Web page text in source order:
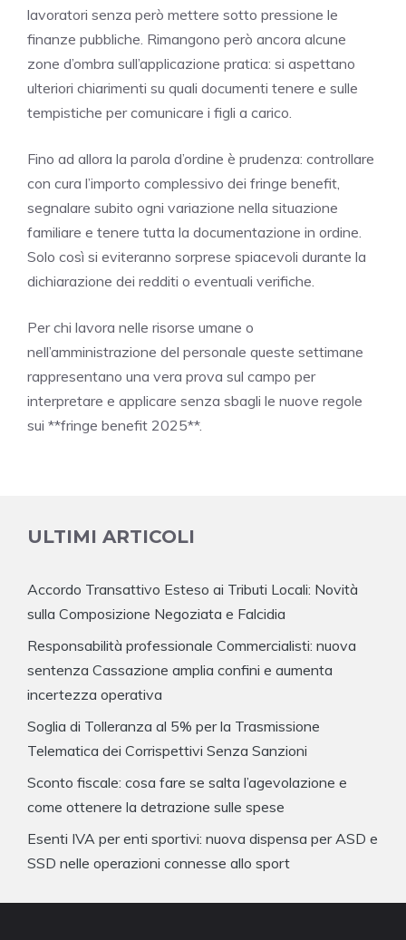
lavoratori senza però mettere sotto pressione le
finanze pubbliche. Rimangono però ancora alcune
zone d’ombra sull’applicazione pratica: si aspettano
ulteriori chiarimenti su quali documenti tenere e sulle
tempistiche per comunicare i figli a carico.
Fino ad allora la parola d’ordine è prudenza: controllare
con cura l’importo complessivo dei fringe benefit,
segnalare subito ogni variazione nella situazione
familiare e tenere tutta la documentazione in ordine.
Solo così si eviteranno sorprese spiacevoli durante la
dichiarazione dei redditi o eventuali verifiche.
Per chi lavora nelle risorse umane o
nell’amministrazione del personale queste settimane
rappresentano una vera prova sul campo per
interpretare e applicare senza sbagli le nuove regole
sui **fringe benefit 2025**.
ULTIMI ARTICOLI
Accordo Transattivo Esteso ai Tributi Locali: Novità
sulla Composizione Negoziata e Falcidia
Responsabilità professionale Commercialisti: nuova
sentenza Cassazione amplia confini e aumenta
incertezza operativa
Soglia di Tolleranza al 5% per la Trasmissione
Telematica dei Corrispettivi Senza Sanzioni
Sconto fiscale: cosa fare se salta l’agevolazione e
come ottenere la detrazione sulle spese
Esenti IVA per enti sportivi: nuova dispensa per ASD e
SSD nelle operazioni connesse allo sport